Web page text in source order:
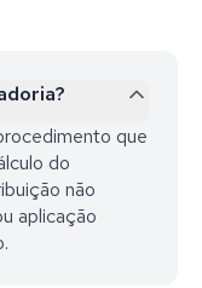
que
do
não
aplicação